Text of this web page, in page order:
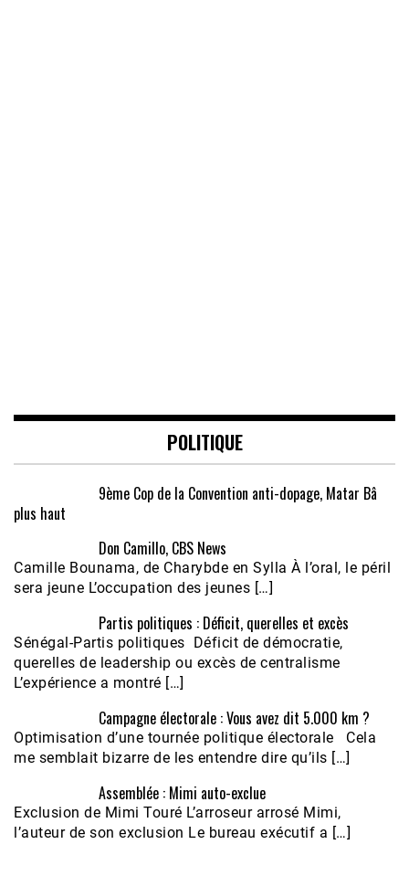
POLITIQUE
9ème Cop de la Convention anti-dopage, Matar Bâ
plus haut
Don Camillo, CBS News
Camille Bounama, de Charybde en Sylla À l’oral, le péril
sera jeune L’occupation des jeunes […]
Partis politiques : Déficit, querelles et excès
Sénégal-Partis politiques Déficit de démocratie,
querelles de leadership ou excès de centralisme
L’expérience a montré […]
Campagne électorale : Vous avez dit 5.000 km ?
Optimisation d’une tournée politique électorale Cela
me semblait bizarre de les entendre dire qu’ils […]
Assemblée : Mimi auto-exclue
Exclusion de Mimi Touré L’arroseur arrosé Mimi,
l’auteur de son exclusion Le bureau exécutif a […]